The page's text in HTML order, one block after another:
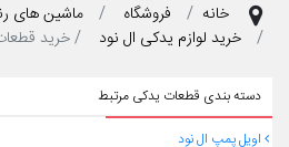
خانه فروشگاه
ماشین های
خرید لوازم یدکی ال نود
خرید
دسته بندی قطعات یدکی مرتبط
اویل پمپ ال نود